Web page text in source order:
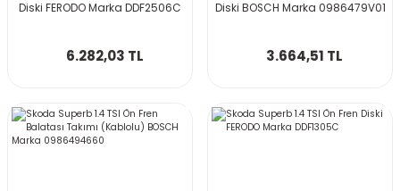
Diski FERODO Marka DDF2506C
6.282,03 TL
Diski BOSCH Marka 0986479V01
3.664,51 TL